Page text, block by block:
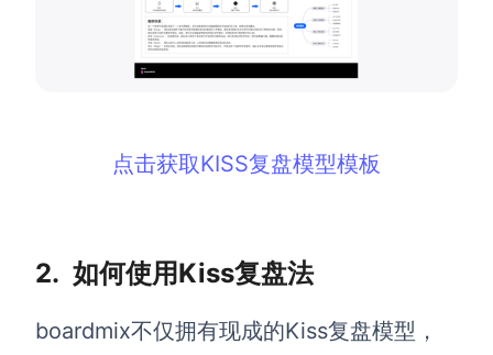
AI生成Smart分析
AI生成波士顿矩阵
AI生成4P营销理论模型
AI生成Grow模型
AI生成AARRR模型
AI生成图片
AI写作
AI生成简历
点击获取KISS复盘模型模板
2. 如何使用Kiss复盘法
boardmix不仅拥有现成的Kiss复盘模型，